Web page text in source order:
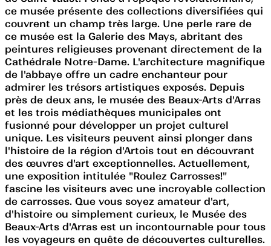
ce musée présente des collections diversifiées qui
couvrent un champ très large. Une perle rare de
ce musée est la Galerie des Mays, abritant des
peintures religieuses provenant directement de la
Cathédrale Notre-Dame. L'architecture magnifique
de l'abbaye offre un cadre enchanteur pour
admirer les trésors artistiques exposés. Depuis
près de deux ans, le musée des Beaux-Arts d'Arras
et les trois médiathèques municipales ont
fusionné pour développer un projet culturel
unique. Les visiteurs peuvent ainsi plonger dans
l'histoire de la région d'Artois tout en découvrant
des œuvres d'art exceptionnelles. Actuellement,
une exposition intitulée "Roulez Carrosses!"
fascine les visiteurs avec une incroyable collection
de carrosses. Que vous soyez amateur d'art,
d'histoire ou simplement curieux, le Musée des
Beaux-Arts d'Arras est un incontournable pour tous
les voyageurs en quête de découvertes culturelles.